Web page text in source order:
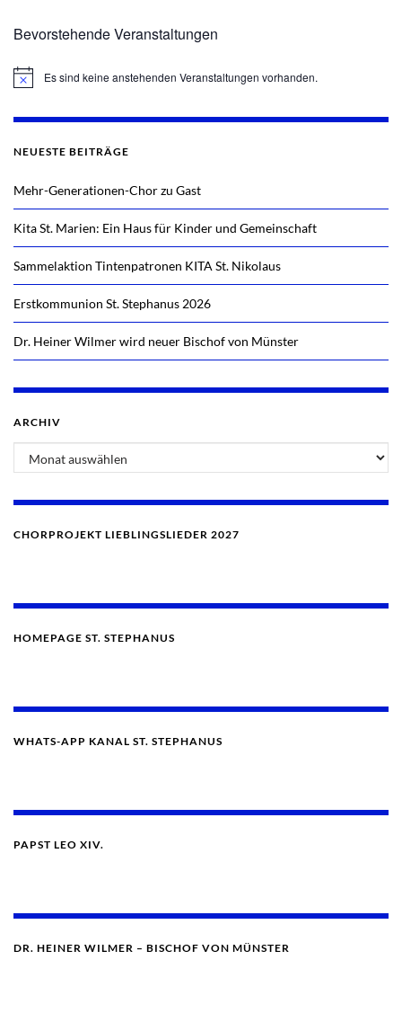
Bevorstehende Veranstaltungen
HinweisEs sind keine anstehenden Veranstaltungen vorhanden.
NEUESTE BEITRÄGE
Mehr-Generationen-Chor zu Gast
Kita St. Marien: Ein Haus für Kinder und Gemeinschaft
Sammelaktion Tintenpatronen KITA St. Nikolaus
Erstkommunion St. Stephanus 2026
Dr. Heiner Wilmer wird neuer Bischof von Münster
ARCHIV
Archiv
CHORPROJEKT LIEBLINGSLIEDER 2027
HOMEPAGE ST. STEPHANUS
WHATS-APP KANAL ST. STEPHANUS
PAPST LEO XIV.
DR. HEINER WILMER – BISCHOF VON MÜNSTER